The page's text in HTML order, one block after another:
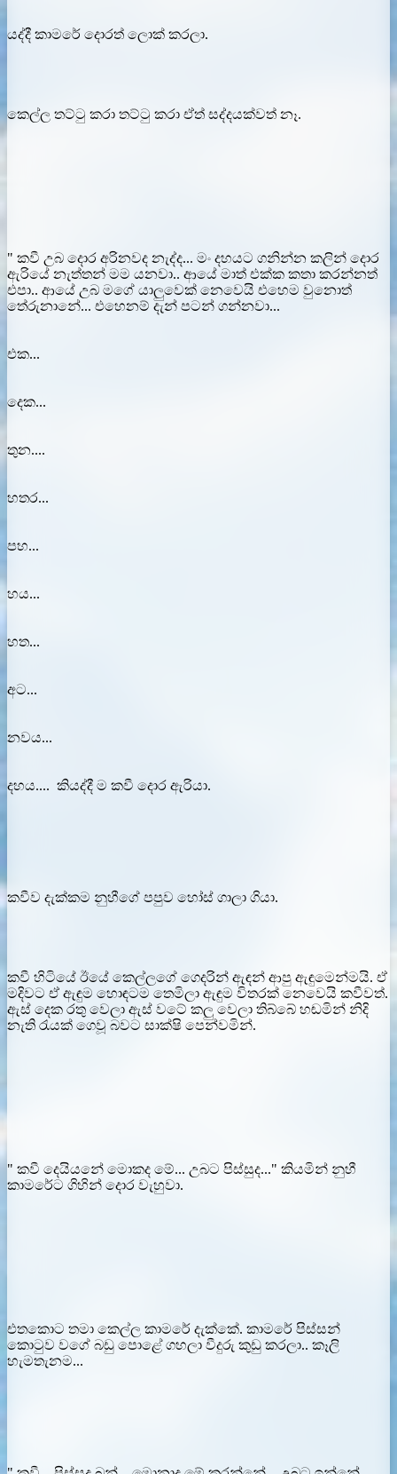
යද්දී කාමරේ දොරත් ලොක් කරලා.
කෙල්ල තට්ටු කරා තට්ටු කරා ඒත් සද්දයක්වත් නෑ.
" කවී උබ දොර අරිනවද නැද්ද... මං දහයට ගනින්න කලින් දොර
ඇරියේ නැත්තන් මම යනවා.. ආයේ මාත් එක්ක කතා කරන්නත්
එපා.. ආයේ උබ මගේ යාලුවෙක් නෙවෙයි එහෙම වුනොත්
තේරුනානේ... එහෙනම් දැන් පටන් ගන්නවා...
එක...
දෙක...
තුන....
හතර...
පහ...
හය...
හත...
අට...
නවය...
දහය.... කියද්දී ම කවී දොර ඇරියා.
කවීව දැක්කම නුහීගේ පපුව හෝස් ගාලා ගියා.
කවී හිටියේ ඊයේ කෙල්ලගේ ගෙදරින් ඇඳන් ආපු ඇඳුමෙන්මයි. ඒ
මදිවට ඒ ඇඳුම හොඳටම තෙමිලා ඇඳුම විතරක් නෙවෙයි කවීවත්.
ඇස් දෙක රතු වෙලා ඇස් වටේ කලු වෙලා තිබ්බේ හඬමින් නිදි
නැති රැයක් ගෙවූ බවට සාක්ෂි පෙන්වමින්.
" කවී දෙයියනේ මොකද මේ... උබට පිස්සුද..." කියමින් නුහී
කාමරේට ගිහින් දොර වැහුවා.
එතකොට තමා කෙල්ල කාමරේ දැක්කේ. කාමරේ පිස්සන්
කොටුව වගේ බඩු පොළේ ගහලා වීදුරු කුඩු කරලා.. කෑලි
හැමතැනම...